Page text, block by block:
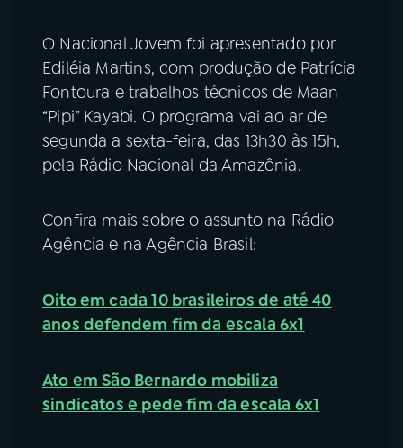
O Nacional Jovem foi apresentado por
Ediléia Martins, com produção de Patrícia
Fontoura e trabalhos técnicos de Maan
“Pipi” Kayabi. O programa vai ao ar de
segunda a sexta-feira, das 13h30 às 15h,
pela Rádio Nacional da Amazônia.
Confira mais sobre o assunto na Rádio
Agência e na Agência Brasil:
Oito em cada 10 brasileiros de até 40
anos defendem fim da escala 6x1
Ato em São Bernardo mobiliza
sindicatos e pede fim da escala 6x1